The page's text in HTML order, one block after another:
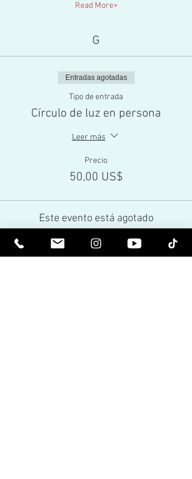
Read More>
G
Entradas agotadas
Tipo de entrada
Círculo de luz en persona
Leer más
Precio
50,00 US$
Este evento está agotado